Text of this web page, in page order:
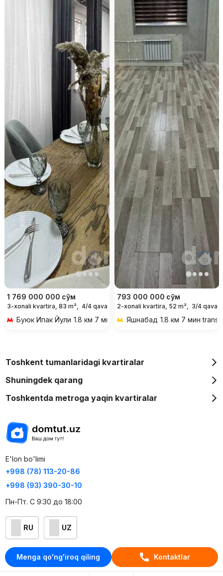
Menga qo'ng'iroq qiling Kontaktlar
1 769 000 000 сўм
3-xonali kvartira, 83 m², 4/4 qavat
Буюк Ипак Йули 1.8 км 7 мин transportda
793 000 000 сўм
2-xonali kvartira, 52 m², 3/4 qavat
Яшнабад 1.8 км 7 мин
Toshkent tumanlaridagi kvartiralar
Shuningdek qarang
Toshkentda metroga yaqin kvartiralar
E'lon bo'limi
+998 (78) 113-20-86
+998 (93) 390-30-10
Пн-Пт. С 9:30 до 18:00
RU UZ
Kontaktlar